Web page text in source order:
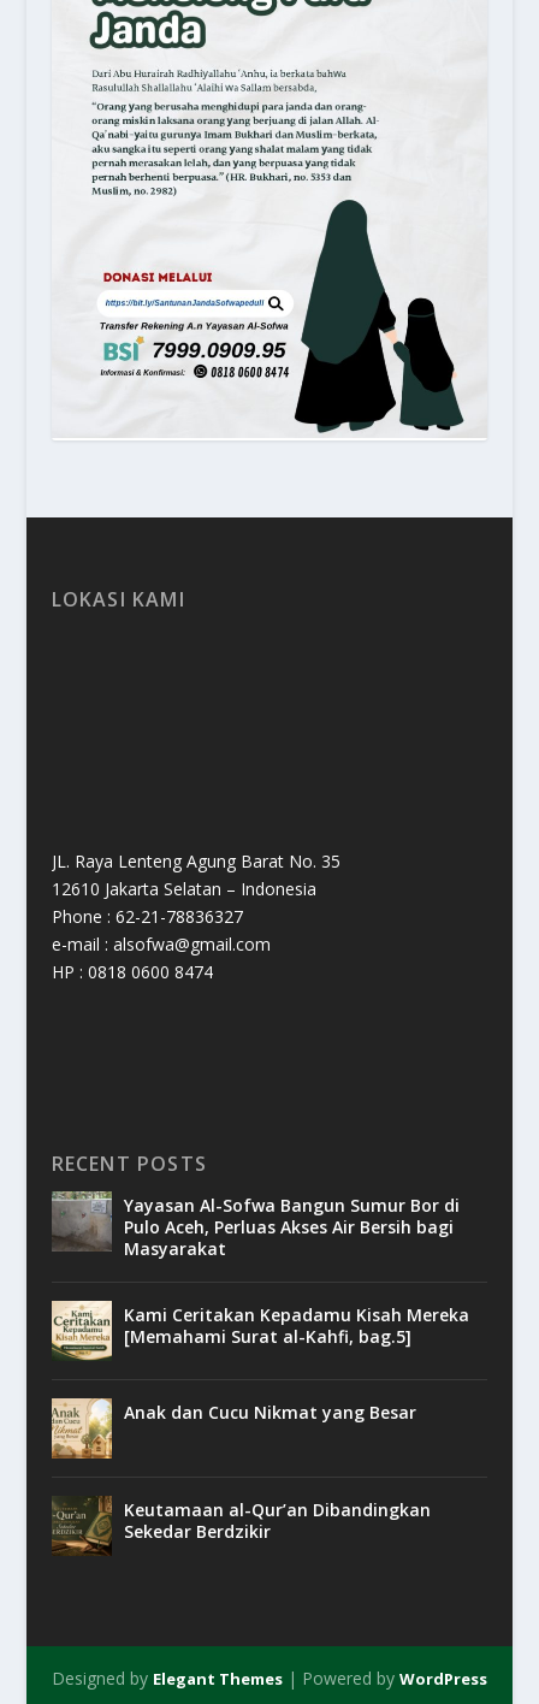
LOKASI KAMI
JL. Raya Lenteng Agung Barat No. 35
12610 Jakarta Selatan – Indonesia
Phone : 62-21-78836327
e-mail : alsofwa@gmail.com
HP : 0818 0600 8474
RECENT POSTS
Yayasan Al-Sofwa Bangun Sumur Bor di
Pulo Aceh, Perluas Akses Air Bersih bagi
Masyarakat
Kami Ceritakan Kepadamu Kisah Mereka
[Memahami Surat al-Kahfi, bag.5]
Anak dan Cucu Nikmat yang Besar
Keutamaan al-Qur’an Dibandingkan
Sekedar Berdzikir
Designed by Elegant Themes| Powered by WordPress